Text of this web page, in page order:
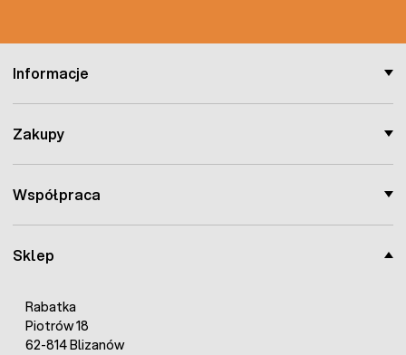
Sklep
Rabatka
Piotrów 18
62-814 Blizanów
Informacje
Zakupy
Współpraca